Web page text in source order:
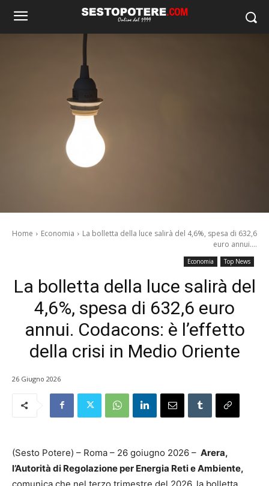
Home Economia
La bolletta della luce salirà del 4,6%, spesa di 632,6
euro annui....
Economia Top News
La bolletta della luce salirà del
4,6%, spesa di 632,6 euro
annui. Codacons: è l’effetto
della crisi in Medio Oriente
26 Giugno 2026
(Sesto Potere) – Roma – 26 goiugno 2026 – Arera,
l’Autorità di Regolazione per Energia Reti e Ambiente,